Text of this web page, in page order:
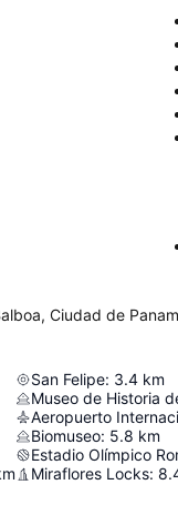
Ciudad de
San Felipe: 3.4 km
Museo de Historia
Biomuseo: 5.8 km
Miraflores Locks: